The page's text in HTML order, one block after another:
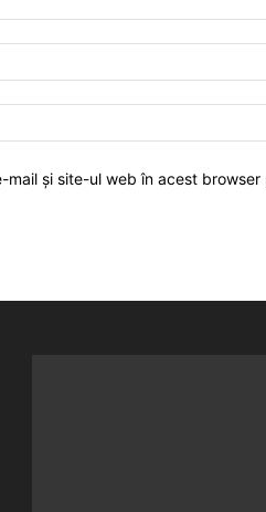
mail și site-ul web în acest